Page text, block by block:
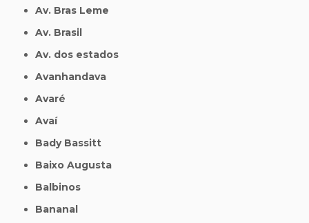
Av. Bras Leme
Av. Brasil
Av. dos estados
Avanhandava
Avaré
Avaí
Bady Bassitt
Baixo Augusta
Balbinos
Bananal